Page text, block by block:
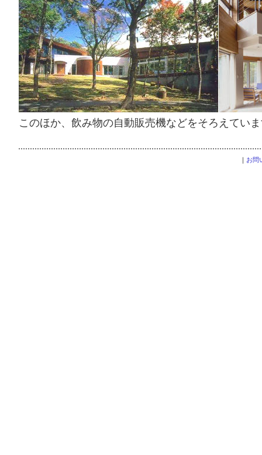
このほか、飲み物の自動販売機などをそろえてい
｜ お問